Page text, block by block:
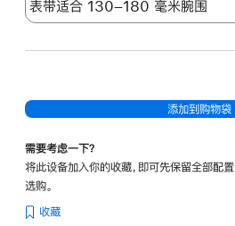
添加到购物袋
需要考虑一下？
将此设备加入你的收藏，即可先保留全部配
选购。
收藏